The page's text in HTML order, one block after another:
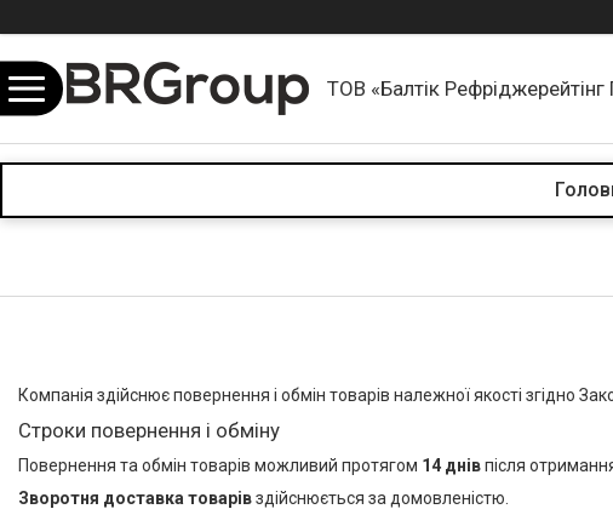
ТОВ «Балтік Рефріджерейтінг
Компанія здійснює повернення і обмін товарів належної якості згідно
Строки повернення і обміну
Повернення та обмін товарів можливий протягом 14 днівпісля
Зворотня доставка товарівздійснюється за домовленістю.